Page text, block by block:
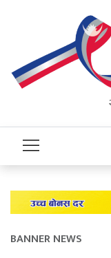
BANNER NEWS